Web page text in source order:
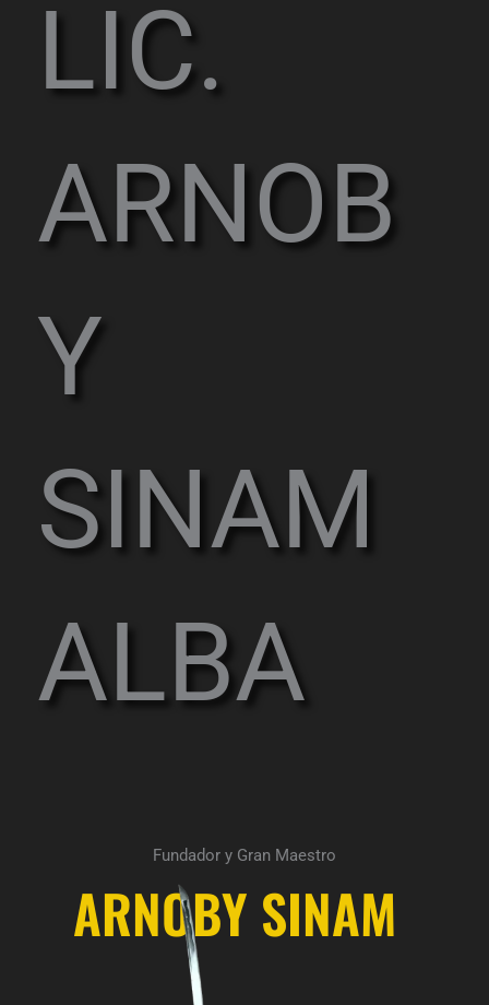
LIC.
ARNOB
Y
SINAM
ALBA
Fundador y Gran Maestro
ARNOBY SINAM